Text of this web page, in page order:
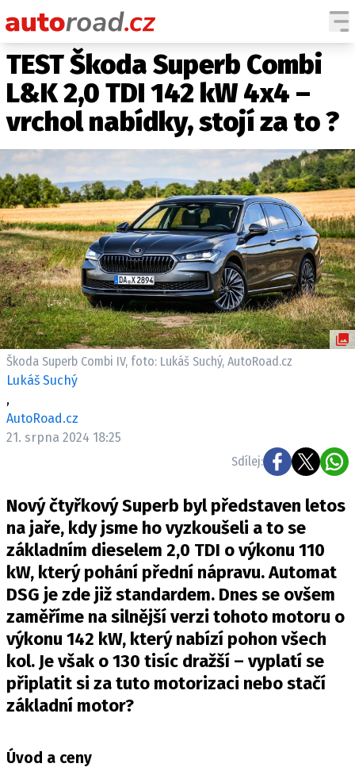
AUTA
TESTY AUT
NOVINKY
SPY
HISTORIE
ZAJÍMAVOSTI
TECHNIKA
EKONOMIKA
ČESKÝ TRH
TUNING
PROFI
ELEKTRO
OSTATNÍ
TISKOVKY
ROZHOVORY
DAKAR
Z DOMOVA
ZE SVĚTA
MOTORSPORT
TEST Škoda Superb Combi
L&K 2,0 TDI 142 kW 4x4 –
vrchol nabídky, stojí za to ?
Škoda Superb Combi IV, foto: Lukáš Suchý, AutoRoad.cz
Lukáš Suchý
,
AutoRoad.cz
21. srpna 2024 18:25
Sdílej:
Nový čtyřkový Superb byl představen letos
na jaře, kdy jsme ho vyzkoušeli a to se
základním dieselem 2,0 TDI o výkonu 110
kW, který pohání přední nápravu. Automat
DSG je zde již standardem. Dnes se ovšem
zaměříme na silnější verzi tohoto motoru o
výkonu 142 kW, který nabízí pohon všech
kol. Je však o 130 tisíc dražší – vyplatí se
připlatit si za tuto motorizaci nebo stačí
základní motor?
Úvod a ceny